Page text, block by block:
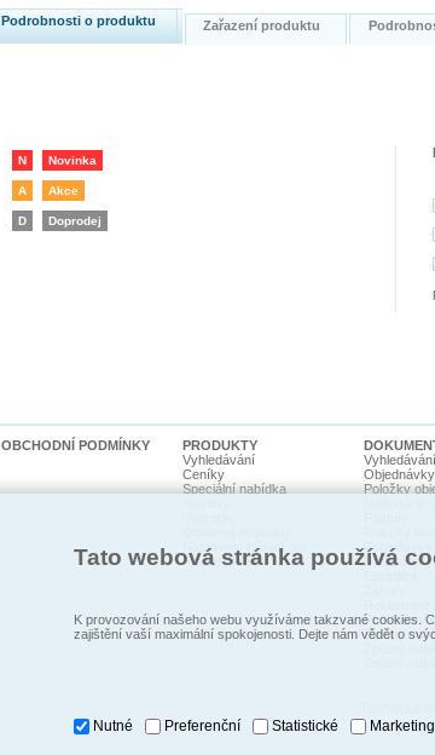
Podrobnosti o produktu Zařazení produktu
N Novinka
A Akce
D Doprodej
OBCHODNÍ PODMÍNKY
PRODUKTY
Vyhledávání
Ceníky
Speciální nabídka
Nastavení hlídací psi
Promoakce
Vyhledávání
Objednávky
Položky
Pohledávky
Dodací listy
Prohlášení
Zpětný
Zpětný
Tato webová stránka používá
K provozování našeho webu využíváme takzvané cookies.
zajištění vaší maximální spokojenosti. Dejte nám vědět o
Nutné Preferenční Statistické